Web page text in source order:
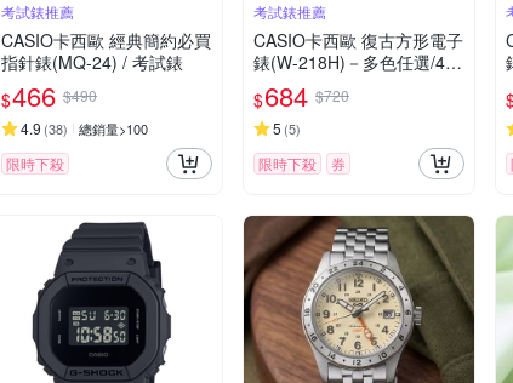
考試錶推薦
CASIO卡西歐 經典簡約必買
指針錶(MQ-24) / 考試錶
$466 $490
4.9 (38) 總銷量>100
限時下殺
考試錶推薦
CASIO卡西歐 復古方形電子
錶(W-218H)－多色任選/43.
2mm / 考試錶
$684 $720
5 (5)
限時下殺 券